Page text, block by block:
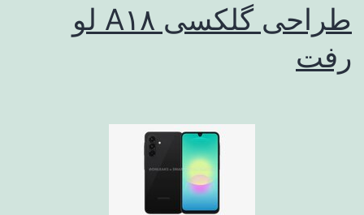
طراحی گلکسی A۱۸ لو
رفت